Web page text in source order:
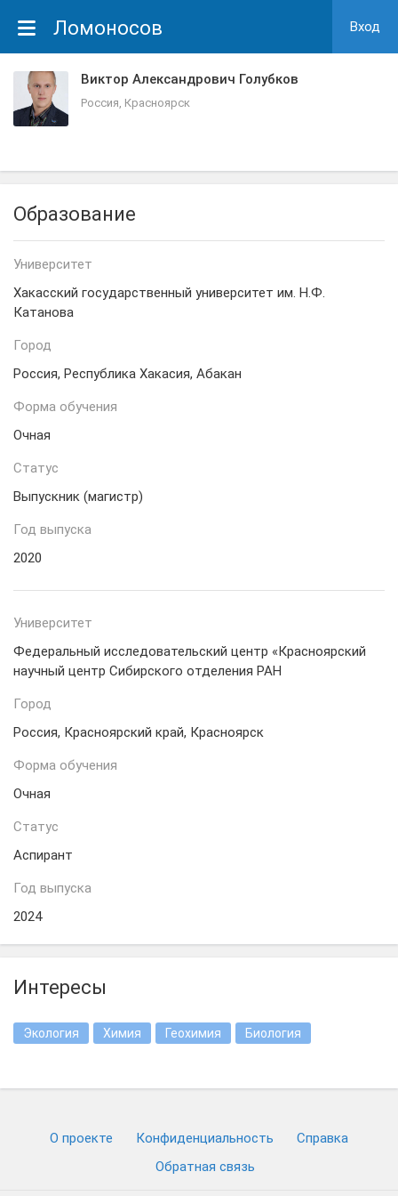
Ломоносов Вход
Виктор Александрович Голубков
Россия, Красноярск
Образование
Университет
Хакасский государственный университет им. Н.Ф.
Катанова
Город
Россия, Республика Хакасия, Абакан
Форма обучения
Очная
Статус
Выпускник (магистр)
Год выпуска
2020
Университет
Федеральный исследовательский центр «Красноярский
научный центр Сибирского отделения РАН
Город
Россия, Красноярский край, Красноярск
Форма обучения
Очная
Статус
Аспирант
Год выпуска
2024
Интересы
Экология Химия Геохимия Биология
О проекте Конфиденциальность
Cправка
Обратная связь